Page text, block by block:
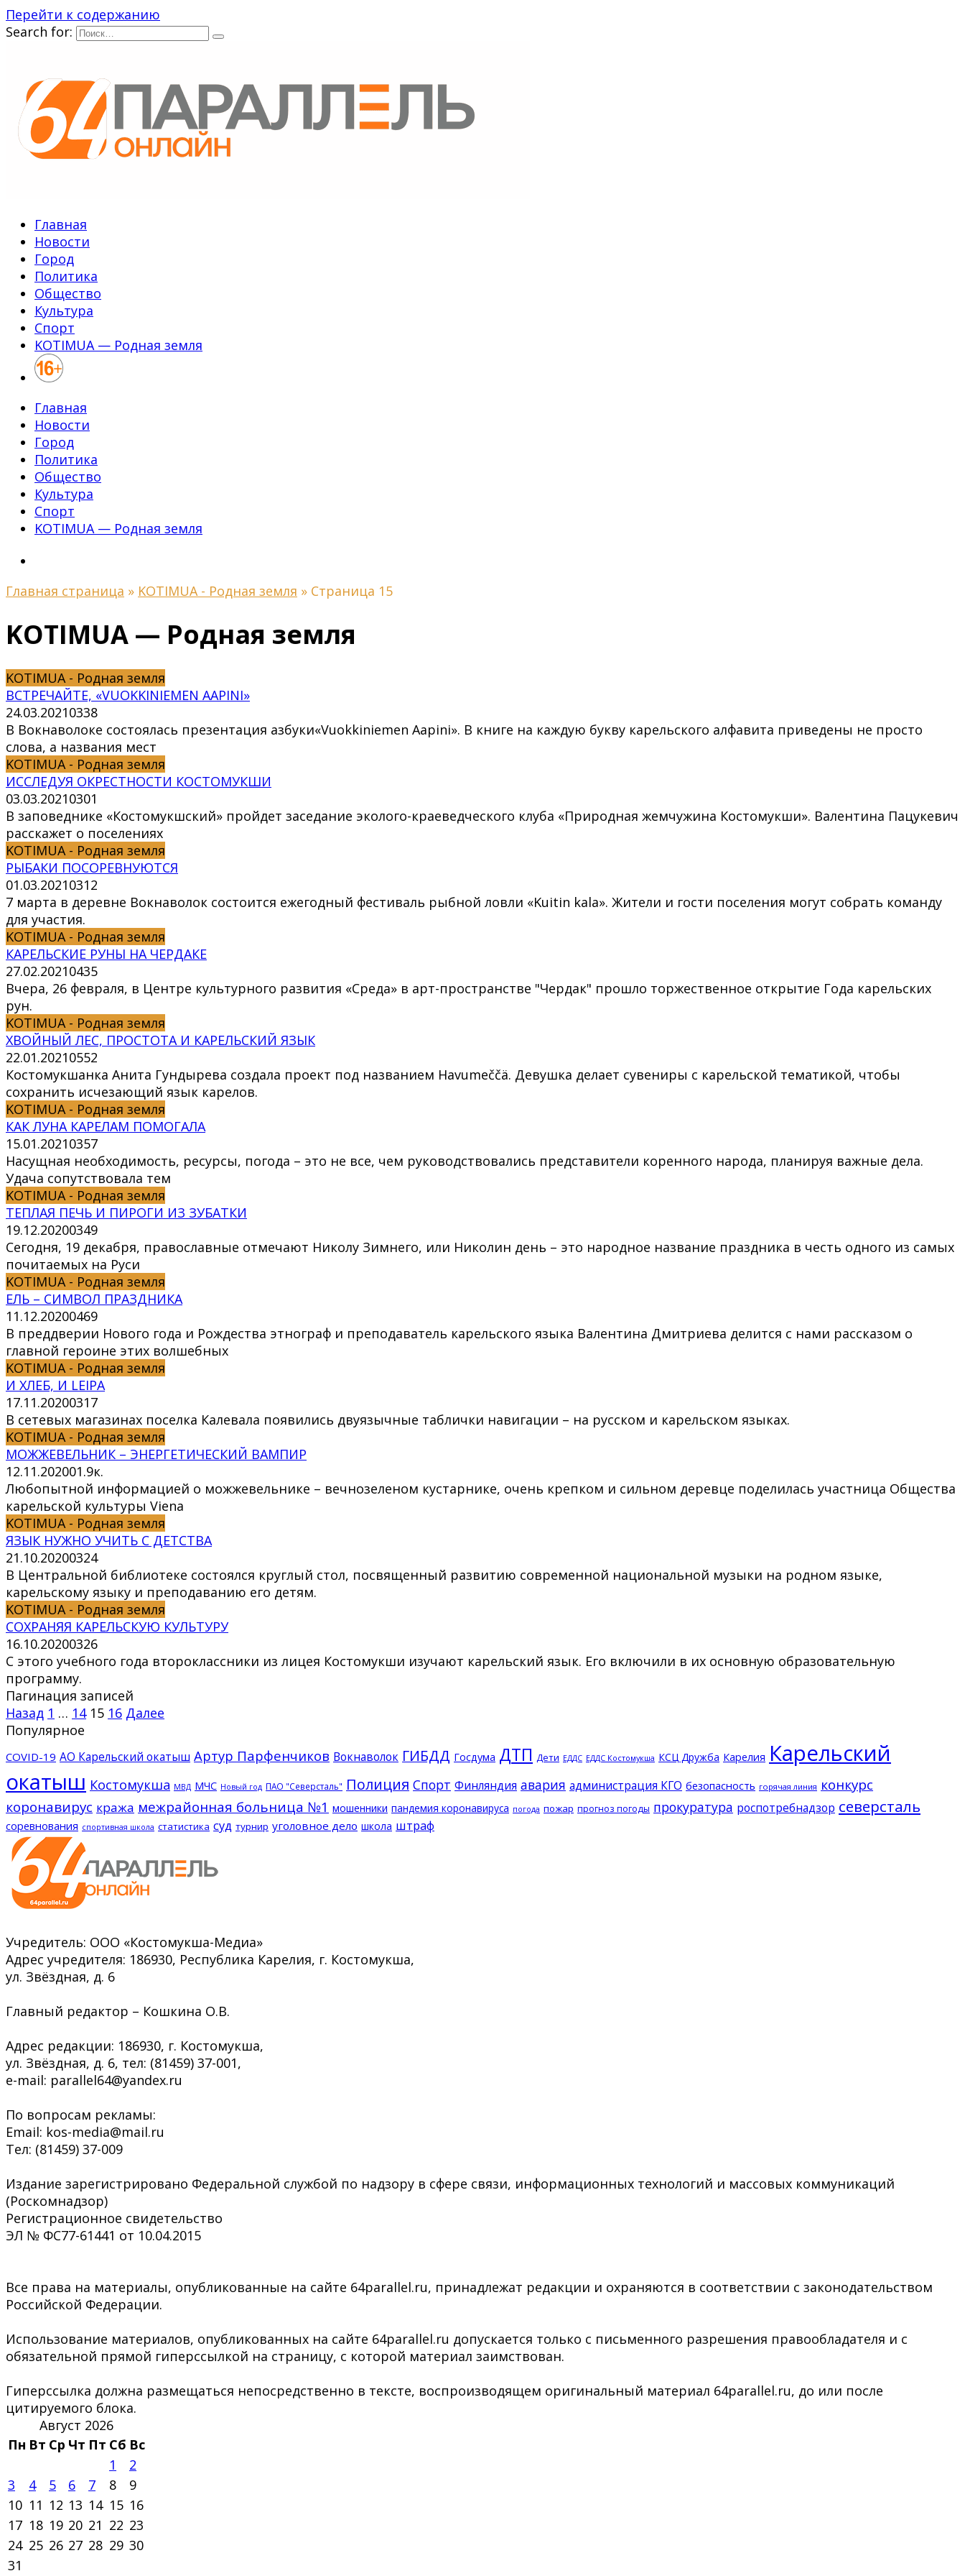
Перейти к содержанию
Search for:
Главная
Новости
Город
Политика
Общество
Культура
Спорт
KOTIMUA — Родная земля
Главная
Новости
Город
Политика
Общество
Культура
Спорт
KOTIMUA — Родная земля
Главная страница » KOTIMUA - Родная земля » Страница 15
KOTIMUA — Родная земля
KOTIMUA - Родная земля
ВСТРЕЧАЙТЕ, «VUOKKINIEMEN AAPINI»
24.03.20210338
В Вокнаволоке состоялась презентация азбуки«Vuokkiniemen Aapini». В книге на каждую букву карельского алфавита приведены не просто
слова, а названия мест
KOTIMUA - Родная земля
ИССЛЕДУЯ ОКРЕСТНОСТИ КОСТОМУКШИ
03.03.20210301
В заповеднике «Костомукшский» пройдет заседание эколого-краеведческого клуба «Природная жемчужина Костомукши». Валентина Пацукевич
расскажет о поселениях
KOTIMUA - Родная земля
РЫБАКИ ПОСОРЕВНУЮТСЯ
01.03.20210312
7 марта в деревне Вокнаволок состоится ежегодный фестиваль рыбной ловли «Kuitin kala». Жители и гости поселения могут собрать команду
для участия.
KOTIMUA - Родная земля
КАРЕЛЬСКИЕ РУНЫ НА ЧЕРДАКЕ
27.02.20210435
Вчера, 26 февраля, в Центре культурного развития «Среда» в арт-пространстве "Чердак" прошло торжественное открытие Года карельских
рун.
KOTIMUA - Родная земля
ХВОЙНЫЙ ЛЕС, ПРОСТОТА И КАРЕЛЬСКИЙ ЯЗЫК
22.01.20210552
Костомукшанка Анита Гундырева создала проект под названием Havumeččä. Девушка делает сувениры с карельской тематикой, чтобы
сохранить исчезающий язык карелов.
KOTIMUA - Родная земля
КАК ЛУНА КАРЕЛАМ ПОМОГАЛА
15.01.20210357
Насущная необходимость, ресурсы, погода – это не все, чем руководствовались представители коренного народа, планируя важные дела.
Удача сопутствовала тем
KOTIMUA - Родная земля
ТЕПЛАЯ ПЕЧЬ И ПИРОГИ ИЗ ЗУБАТКИ
19.12.20200349
Сегодня, 19 декабря, православные отмечают Николу Зимнего, или Николин день – это народное название праздника в честь одного из самых
почитаемых на Руси
KOTIMUA - Родная земля
ЕЛЬ – СИМВОЛ ПРАЗДНИКА
11.12.20200469
В преддверии Нового года и Рождества этнограф и преподаватель карельского языка Валентина Дмитриева делится с нами рассказом о
главной героине этих волшебных
KOTIMUA - Родная земля
И ХЛЕБ, И LEIPA
17.11.20200317
В сетевых магазинах поселка Калевала появились двуязычные таблички навигации – на русском и карельском языках.
KOTIMUA - Родная земля
МОЖЖЕВЕЛЬНИК – ЭНЕРГЕТИЧЕСКИЙ ВАМПИР
12.11.202001.9к.
Любопытной информацией о можжевельнике – вечнозеленом кустарнике, очень крепком и сильном деревце поделилась участница Общества
карельской культуры Viena
KOTIMUA - Родная земля
ЯЗЫК НУЖНО УЧИТЬ С ДЕТСТВА
21.10.20200324
В Центральной библиотеке состоялся круглый стол, посвященный развитию современной национальной музыки на родном языке,
карельскому языку и преподаванию его детям.
KOTIMUA - Родная земля
СОХРАНЯЯ КАРЕЛЬСКУЮ КУЛЬТУРУ
16.10.20200326
С этого учебного года второклассники из лицея Костомукши изучают карельский язык. Его включили в их основную образовательную
программу.
Пагинация записей
Назад 1 … 14 15 16 Далее
Популярное
COVID-19 АО Карельский окатыш Артур Парфенчиков Вокнаволок ГИБДД Госдума ДТП Дети ЕДДС ЕДДС Костомукша КСЦ Дружба Карелия Карельский
окатыш Костомукша МВД МЧС Новый год ПАО "Северсталь" Полиция Спорт Финляндия авария администрация КГО безопасность горячая линия конкурс
коронавирус кража межрайонная больница №1 мошенники пандемия коронавируса погода пожар прогноз погоды прокуратура роспотребнадзор северсталь
соревнования спортивная школа статистика суд турнир уголовное дело школа штраф
Учредитель: ООО «Костомукша-Медиа»
Адрес учредителя: 186930, Республика Карелия, г. Костомукша,
ул. Звёздная, д. 6
Главный редактор – Кошкина О.В.
Адрес редакции: 186930, г. Костомукша,
ул. Звёздная, д. 6, тел: (81459) 37-001,
e-mail: parallel64@yandex.ru
По вопросам рекламы:
Email: kos-media@mail.ru
Тел: (81459) 37-009
Издание зарегистрировано Федеральной службой по надзору в сфере связи, информационных технологий и массовых коммуникаций
(Роскомнадзор)
Регистрационное свидетельство
ЭЛ № ФС77-61441 от 10.04.2015
Все права на материалы, опубликованные на сайте 64parallel.ru, принадлежат редакции и охраняются в соответствии с законодательством
Российской Федерации.
Использование материалов, опубликованных на сайте 64parallel.ru допускается только с письменного разрешения правообладателя и с
обязательной прямой гиперссылкой на страницу, с которой материал заимствован.
Гиперссылка должна размещаться непосредственно в тексте, воспроизводящем оригинальный материал 64parallel.ru, до или после
цитируемого блока.
Август 2026
Пн Вт Ср Чт Пт Сб Вс
1
2
3
4 5 6 7 8
9
10 11 12 13 14 15 16
17 18 19 20 21 22 23
24 25 26 27 28 29 30
31